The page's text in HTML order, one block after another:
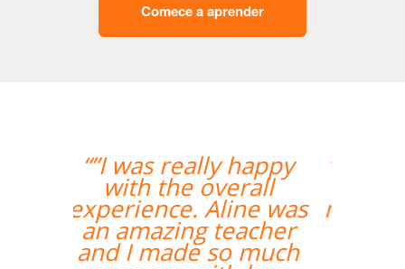
Comece a aprender
“”O professor é muito
atencioso e o Skype
me permite ter acesso
às licões onde quer
que esteja.””